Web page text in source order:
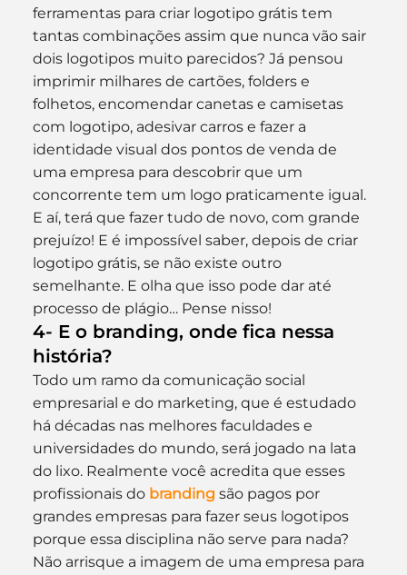
ferramentas para criar logotipo grátis tem
tantas combinações assim que nunca vão sair
dois logotipos muito parecidos? Já pensou
imprimir milhares de cartões, folders e
folhetos, encomendar canetas e camisetas
com logotipo, adesivar carros e fazer a
identidade visual dos pontos de venda de
uma empresa para descobrir que um
concorrente tem um logo praticamente igual.
E aí, terá que fazer tudo de novo, com grande
prejuízo! E é impossível saber, depois de criar
logotipo grátis, se não existe outro
semelhante. E olha que isso pode dar até
processo de plágio… Pense nisso!
4- E o branding, onde fica nessa
história?
Todo um ramo da comunicação social
empresarial e do marketing, que é estudado
há décadas nas melhores faculdades e
universidades do mundo, será jogado na lata
do lixo. Realmente você acredita que esses
profissionais do branding são pagos por
grandes empresas para fazer seus logotipos
porque essa disciplina não serve para nada?
Não arrisque a imagem de uma empresa para